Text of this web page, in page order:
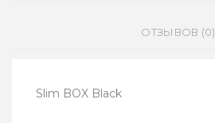
ОТЗЫВОВ (0)
Slim BOX Black